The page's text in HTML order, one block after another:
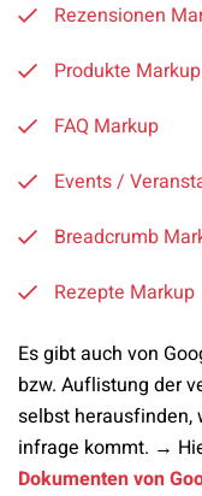
Rezensionen
Produkte Markup
FAQ Markup
Events /
Breadcrumb
Rezepte Markup
Es gibt auch von
bzw. Auflistung der
selbst herausfinden,
infrage kommt. →
Dokumenten von